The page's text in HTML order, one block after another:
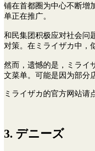
铺在首都圈为中心不断增
单正在推广。
和民集团积极应对社会问
对策。在ミライザカ中，
然而，遗憾的是，ミライ
文菜单。可能是因为部分
ミライザカ的官方网站请
3. デニーズ